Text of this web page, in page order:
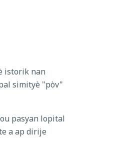
istorik nan
simityè "pòv"
pasyan lopital
a ap dirije